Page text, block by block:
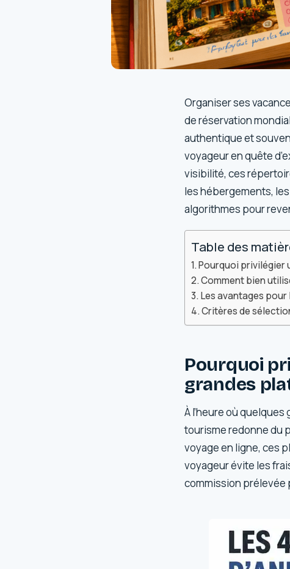
Organiser ses
de réservation
authentique et
voyageur en quête
visibilité, ces
les hébergements,
algorithmes pour
Table des
Pourquoi privilégier
Comment bien
Les avantages
Critères de
Pourquoi
grandes
À l’heure où
tourisme redonne du
voyage en ligne, ces
voyageur évite les
commission prélevée